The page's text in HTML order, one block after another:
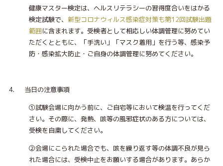
健康マスター検定は、ヘルスリテラシーの習得度合いをはかる
検定試験で、 新型コロナウィルス感染症対策も第12回試験出題
範囲に含まれます。受検者として相応しい体調管理に努めてい
ただくとともに、「手洗い」「マスク着用」を行う等、感染予
防・感染拡大防止・ご自身の体調管理に努めてください。
4. 当日の注意事項
①試験会場に向かう前に、ご自宅等において検温を行ってくだ
さい。その際に、発熱、咳等の風邪症状のある方については、
受検を自粛してください。
②会場にこられた場合でも、咳を繰り返す等の体調不良が見ら
れた場合には、受検中止をお願いする場合があります。あらか